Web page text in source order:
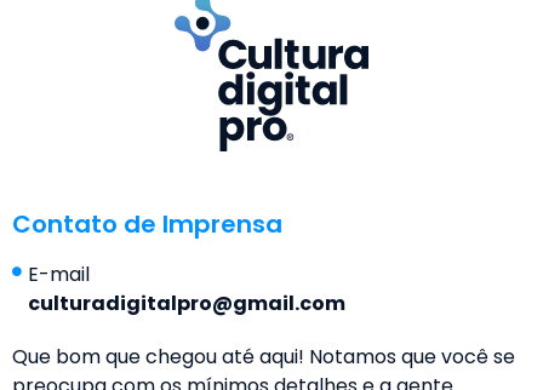
Contato de Imprensa
E-mail
culturadigitalpro@gmail.com
Que bom que chegou até aqui! Notamos que você se